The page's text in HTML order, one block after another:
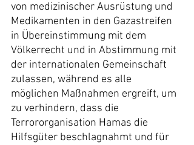
von medizinischer Ausrüstung und
Medikamenten in den Gazastreifen
in Übereinstimmung mit dem
Völkerrecht und in Abstimmung mit
der internationalen Gemeinschaft
zulassen, während es alle
möglichen Maßnahmen ergreift, um
zu verhindern, dass die
Terrororganisation Hamas die
Hilfsgüter beschlagnahmt und für